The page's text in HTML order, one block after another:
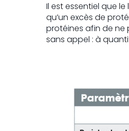
Il est essentiel que
qu’un excès de
protéines afin de ne
sans appel : à